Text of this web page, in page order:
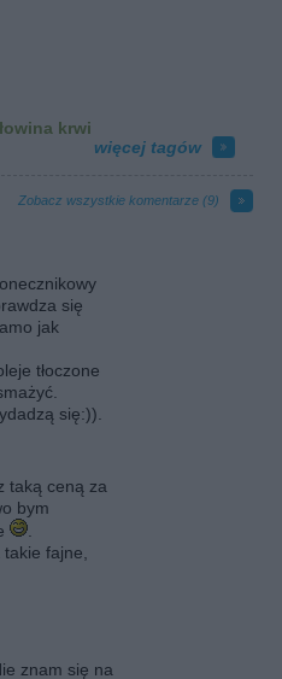
krwi
więcej tagów
Zobacz wszystkie komentarze (9)
się
jak
tłoczone
się:)).
taką ceną za
bym
fajne,
znam się na